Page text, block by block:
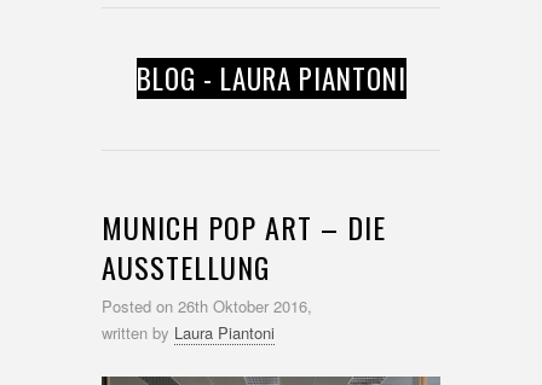
BLOG - LAURA PIANTONI
MUNICH POP ART – DIE
AUSSTELLUNG
Posted on 26th Oktober 2016,
written by Laura Piantoni